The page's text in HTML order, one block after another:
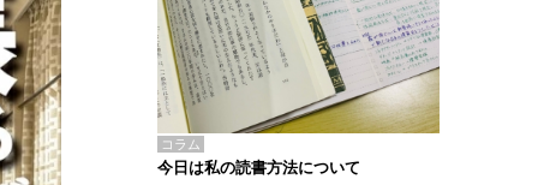
コラム
今日は私の読書方法について